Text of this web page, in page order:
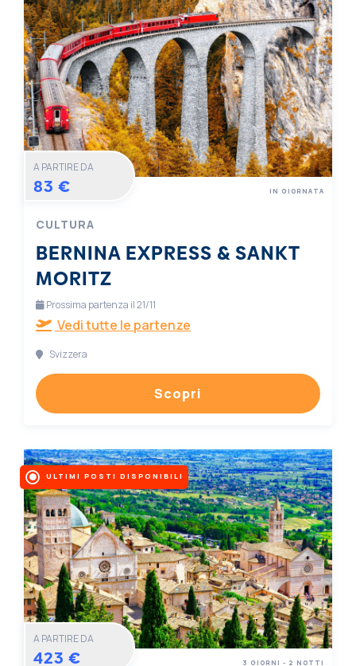
A PARTIRE DA
83 €
CULTURA
BERNINA EXPRESS & SANKT
MORITZ
IN GIORNATA
Prossima partenza il 21/11
Vedi tutte le partenze
Svizzera
Scopri
ULTIMI POSTI DISPONIBILI
A PARTIRE DA
423 € 3 GIORNI - 2 NOTTI